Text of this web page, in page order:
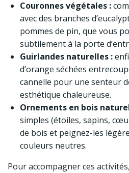
Couronnes végétales :
avec des branches
pommes de pin, que vous
subtilement à la porte
Guirlandes naturelles :
d’orange séchées
cannelle pour une senteur
esthétique chaleureuse.
Ornements en bois
simples (étoiles, sapins,
de bois et peignez-les
couleurs neutres.
Pour accompagner ces